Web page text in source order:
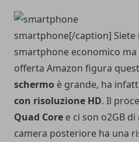
smartphone[/caption] Siete
smartphone economico
offerta Amazon figura
schermo è grande, ha
con risoluzione HD. Il
Quad Core e ci son o2GB
camera posteriore ha una